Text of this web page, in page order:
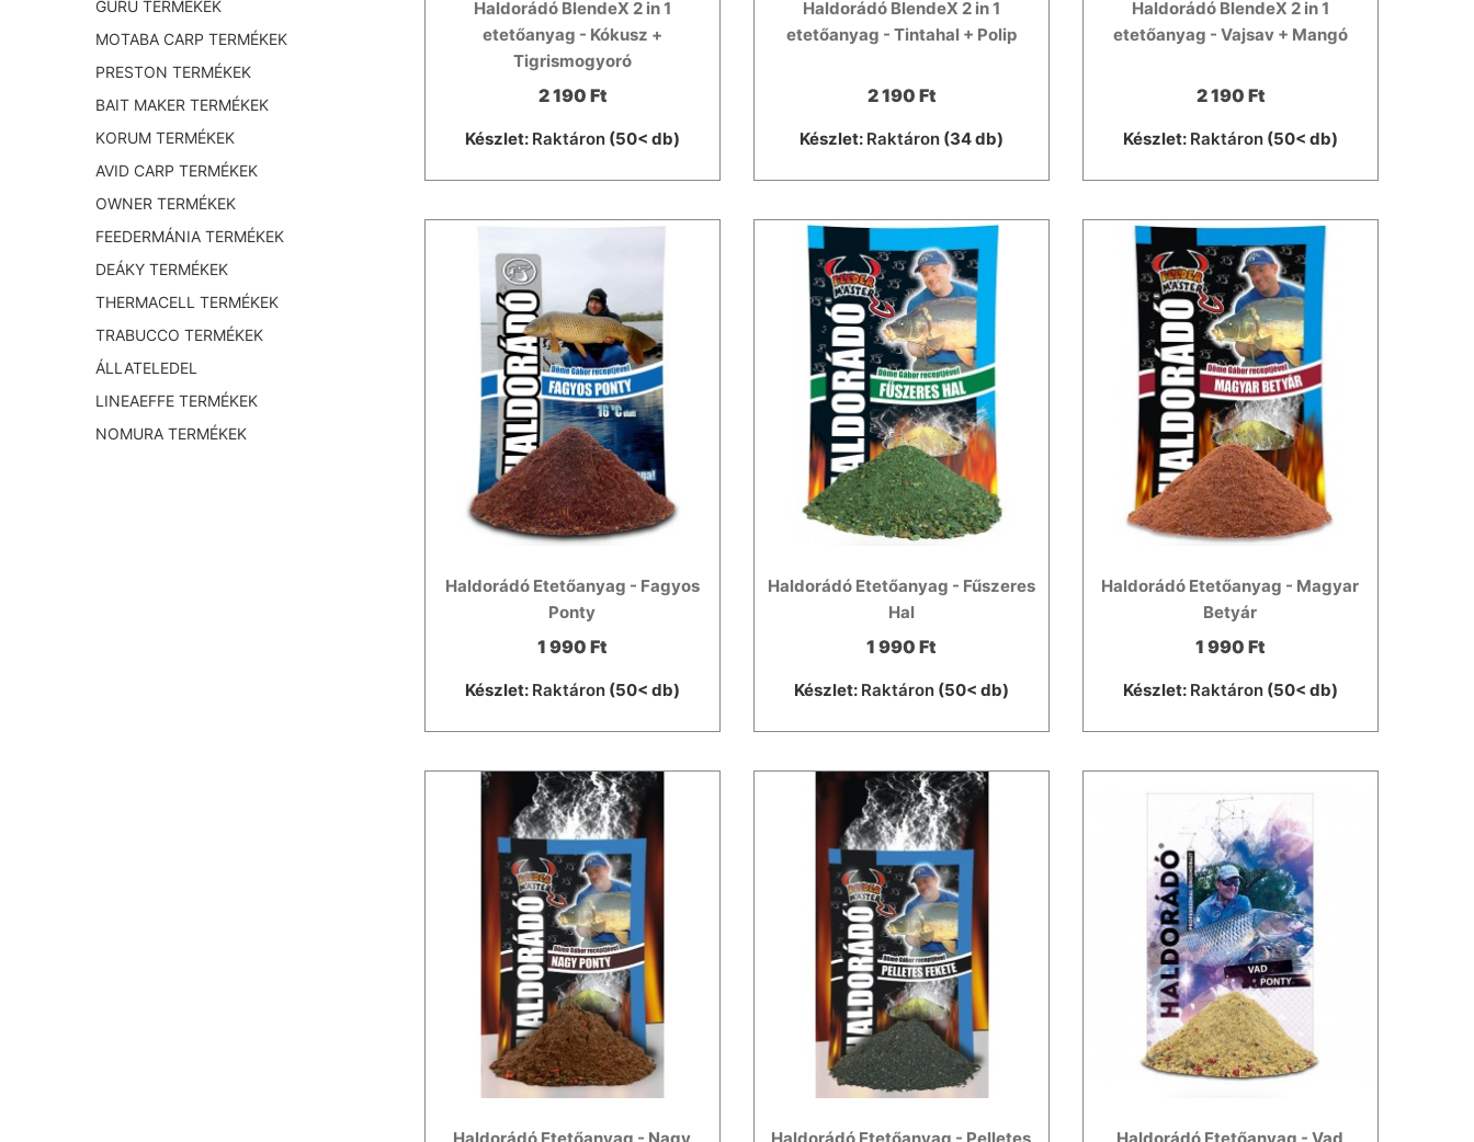
Haldorádó BlendeX 2 in 1
etetőanyag - Kókusz +
Tigrismogyoró
2 190 Ft
Készlet: Raktáron(50< db)
Haldorádó BlendeX 2 in 1
etetőanyag - Tintahal + Polip
2 190 Ft
Készlet: Raktáron(34 db)
Haldorádó BlendeX 2 in 1
etetőanyag - Vajsav + Mangó
2 190 Ft
Készlet: Raktáron(50< db)
Haldorádó Etetőanyag - Fagyos
Ponty
1 990 Ft
Készlet: Raktáron(50< db)
Haldorádó Etetőanyag - Fűszeres
Hal
1 990 Ft
Készlet: Raktáron(50< db)
Haldorádó Etetőanyag - Magyar
Betyár
1 990 Ft
Készlet: Raktáron(50< db)
GURU TERMÉKEK
MOTABA CARP TERMÉKEK
PRESTON TERMÉKEK
BAIT MAKER TERMÉKEK
KORUM TERMÉKEK
AVID CARP TERMÉKEK
OWNER TERMÉKEK
FEEDERMÁNIA TERMÉKEK
DEÁKY TERMÉKEK
THERMACELL TERMÉKEK
TRABUCCO TERMÉKEK
ÁLLATELEDEL
LINEAEFFE TERMÉKEK
NOMURA TERMÉKEK